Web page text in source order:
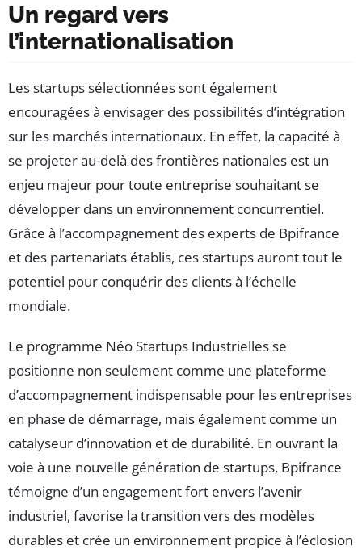
Un regard vers
l’internationalisation
Les startups sélectionnées sont également
encouragées à envisager des possibilités d’intégration
sur les marchés internationaux. En effet, la capacité à
se projeter au-delà des frontières nationales est un
enjeu majeur pour toute entreprise souhaitant se
développer dans un environnement concurrentiel.
Grâce à l’accompagnement des experts de Bpifrance
et des partenariats établis, ces startups auront tout le
potentiel pour conquérir des clients à l’échelle
mondiale.
Le programme Néo Startups Industrielles se
positionne non seulement comme une plateforme
d’accompagnement indispensable pour les entreprises
en phase de démarrage, mais également comme un
catalyseur d’innovation et de durabilité. En ouvrant la
voie à une nouvelle génération de startups, Bpifrance
témoigne d’un engagement fort envers l’avenir
industriel, favorise la transition vers des modèles
durables et crée un environnement propice à l’éclosion